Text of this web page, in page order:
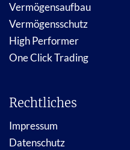
Vermögensaufbau
Vermögensschutz
High Performer
One Click Trading
Rechtliches
Impressum
Datenschutz